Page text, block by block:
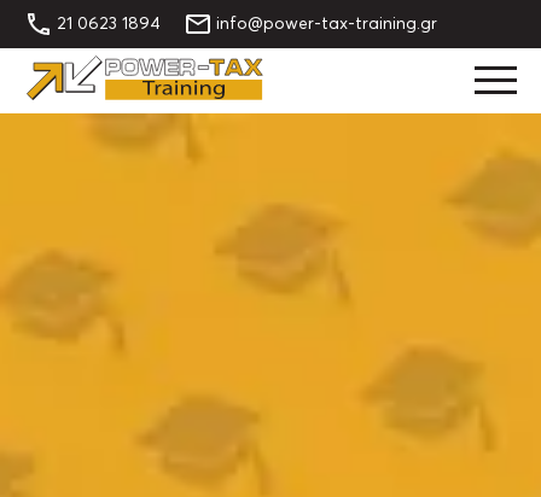
21 0623 1894 info@power-tax-training.gr